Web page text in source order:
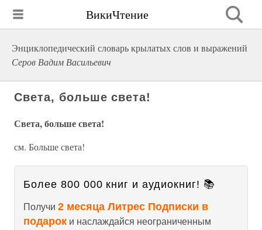
ВикиЧтение
Энциклопедический словарь крылатых слов и выражений
Серов Вадим Васильевич
Света, больше света!
Света, больше света!
см. Больше света!
Более 800 000 книг и аудиокниг! 📚
Получи 2 месяца Литрес Подписки в
подарок и наслаждайся неограниченным